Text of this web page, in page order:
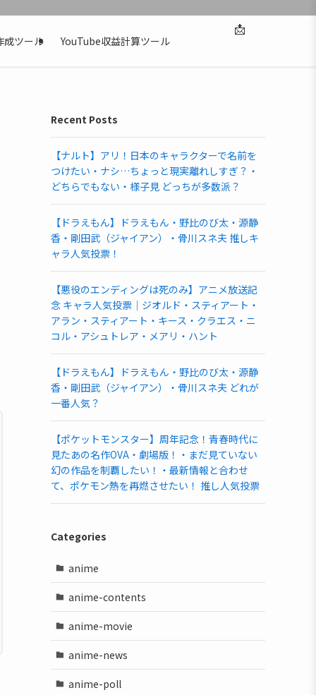
成ツール YouTube収益計算ツール
📩
Recent Posts
【ナルト】アリ！日本のキャラクターで名前を
つけたい・ナシ…ちょっと現実離れしすぎ？・
どちらでもない・様子見 どっちが多数派？
【ドラえもん】ドラえもん・野比のび太・源静
香・剛田武（ジャイアン）・骨川スネ夫 推しキ
ャラ人気投票！
【悪役のエンディングは死のみ】アニメ放送記
念 キャラ人気投票｜ジオルド・スティアート・
アラン・スティアート・キース・クラエス・ニ
コル・アシュトレア・メアリ・ハント
【ドラえもん】ドラえもん・野比のび太・源静
香・剛田武（ジャイアン）・骨川スネ夫 どれが
一番人気？
【ポケットモンスター】周年記念！青春時代に
見たあの名作OVA・劇場版！・まだ見ていない
幻の作品を制覇したい！・最新情報と合わせ
て、ポケモン熱を再燃させたい！ 推し人気投票
Categories
anime
anime-contents
anime-movie
anime-news
anime-poll